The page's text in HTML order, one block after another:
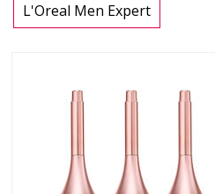
L'Oreal Men Expert